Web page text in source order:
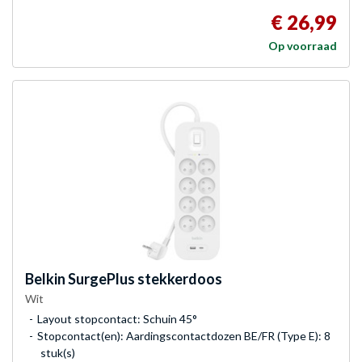
€ 26,99
Op voorraad
BelkinSurgePlus stekkerdoos
Wit
Layout stopcontact: Schuin 45°
Stopcontact(en): Aardingscontactdozen BE/FR (Type E): 8
stuk(s)